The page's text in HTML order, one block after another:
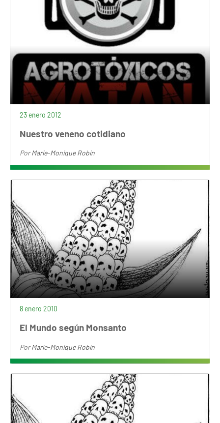
23 enero 2012
Nuestro veneno cotidiano
PorMarie-Monique Robin
8 enero 2010
El Mundo según Monsanto
PorMarie-Monique Robin